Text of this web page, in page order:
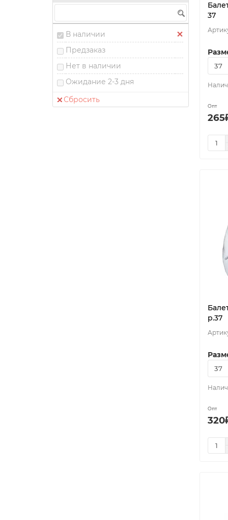
Сноубутсы
Тапочки
Туфли
Угги
Чешки
Чуни
В наличии
Предзаказ
Нет в наличии
Ожидание 2-3 дня
Сбросить
37
Опт
р.37
Опт